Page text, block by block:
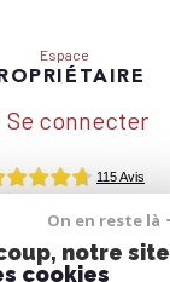
Espace
Se connecter
ADHÉRONS
On en reste là
notre site
cookies